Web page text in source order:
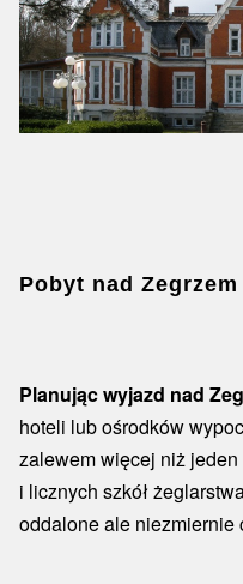
Pobyt nad Zegrzem
Planując wyjazd nad
hoteli lub ośrodków
zalewem więcej niż
i licznych szkół
oddalone ale niezmiernie